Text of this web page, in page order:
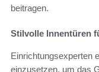
beitragen.
Stilvolle Innentüren
Einrichtungsexperten
einzusetzen, um das